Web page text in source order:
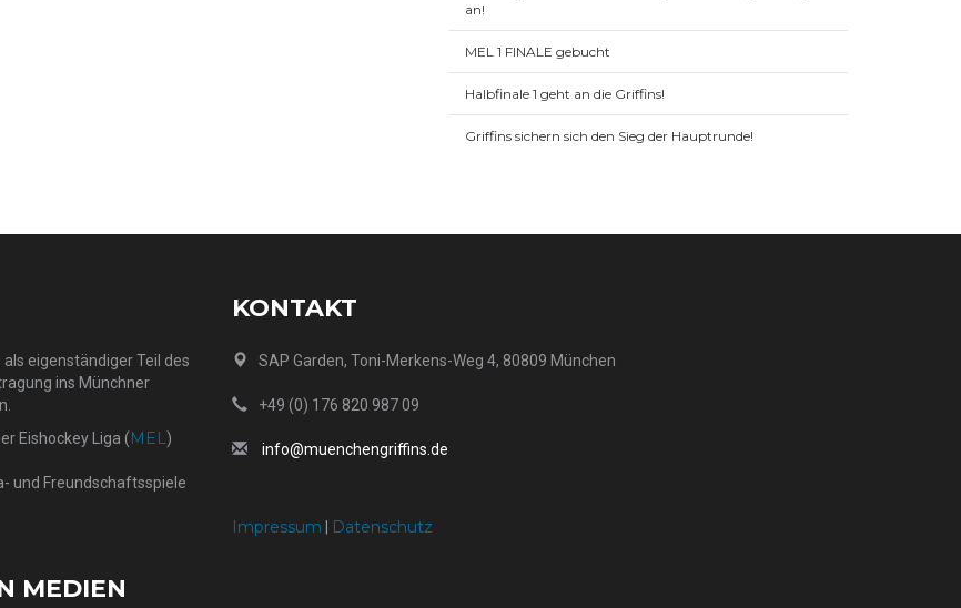
an!
MEL 1 FINALE gebucht
Halbfinale 1 geht an die Griffins!
Griffins sichern sich den Sieg der Hauptrunde!
eigenständiger Teil des
ins Münchner
Eishockey Liga (MEL)
und Freundschaftsspiele
KONTAKT
SAP Garden, Toni-Merkens-Weg 4, 80809 München
+49 (0) 176 820 987 09
info@muenchengriffins.de
Impressum Datenschutz
MEDIEN